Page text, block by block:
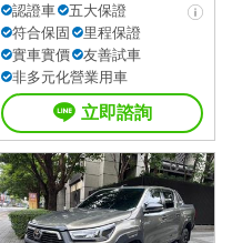
認證車
五大保證
符合保固
里程保證
實車實價
友善試車
非多元化營業用車
立即諮詢